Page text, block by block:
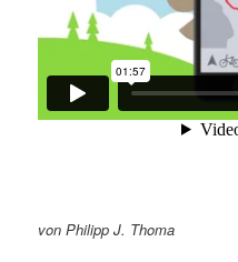
von Philipp J. Thoma